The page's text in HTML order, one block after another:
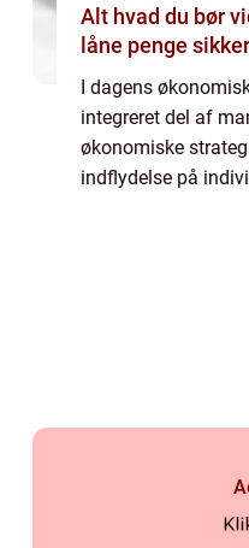
Alt hvad du bør
låne penge
I dagens
integreret del af
økonomiske
indflydelse på